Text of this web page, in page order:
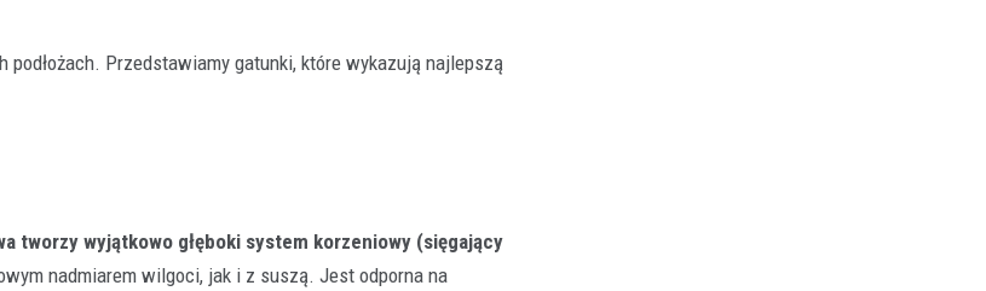
Przedstawiamy gatunki, które wykazują najlepszą
tworzy wyjątkowo głęboki system korzeniowy (sięgający
nadmiarem wilgoci, jak i z suszą. Jest odporna na